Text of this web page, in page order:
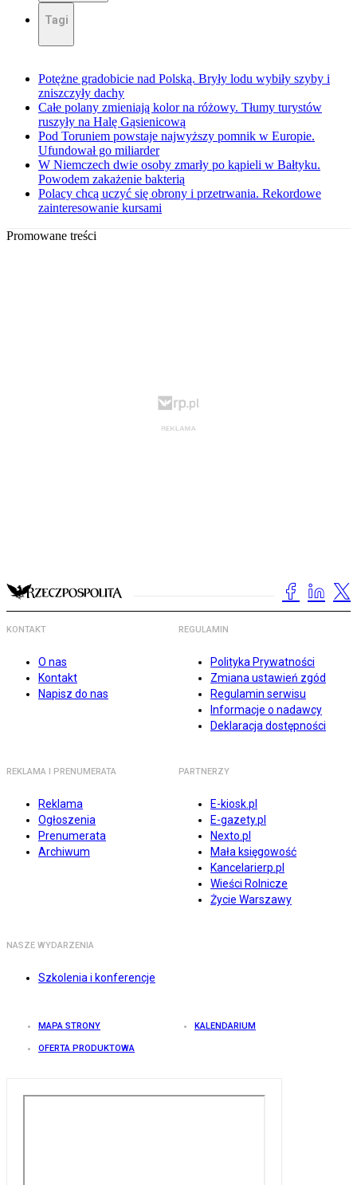
Tagi
Potężne gradobicie nad Polską. Bryły lodu wybiły szyby i
zniszczyły dachy
Całe polany zmieniają kolor na różowy. Tłumy turystów
ruszyły na Halę Gąsienicową
Pod Toruniem powstaje najwyższy pomnik w Europie.
Ufundował go miliarder
W Niemczech dwie osoby zmarły po kąpieli w Bałtyku.
Powodem zakażenie bakterią
Polacy chcą uczyć się obrony i przetrwania. Rekordowe
zainteresowanie kursami
Promowane treści
KONTAKT
O nas
Kontakt
Napisz do nas
REGULAMIN
Polityka Prywatności
Zmiana ustawień zgód
Regulamin serwisu
Informacje o nadawcy
Deklaracja dostępności
REKLAMA I PRENUMERATA
Reklama
Ogłoszenia
Prenumerata
Archiwum
PARTNERZY
E-kiosk.pl
E-gazety.pl
Nexto.pl
Mała księgowość
Kancelarierp.pl
Wieści Rolnicze
Życie Warszawy
NASZE WYDARZENIA
Szkolenia i konferencje
MAPA STRONY KALENDARIUM
OFERTA PRODUKTOWA